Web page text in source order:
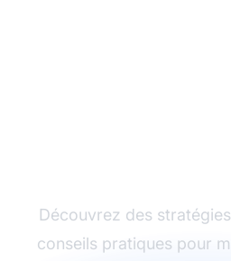
Découvrez des
conseils pratiques pour